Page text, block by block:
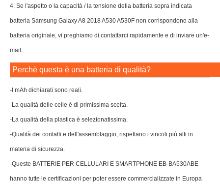
4. Se l'aspetto o la capacità / la tensione della batteria sopra indicata
batteria Samsung Galaxy A8 2018 A530 A530F non corrispondono alla
batteria originale, vi preghiamo di contattarci rapidamente e di inviare un'e-
mail.
Perchè questa è una batteria di qualità?
-I mAh dichiarati sono reali.
-La qualità delle celle è di primissima scelta.
-La qualità della plastica è selezionatissima.
-Qualità dei contatti e dell'assemblaggio, rispettano i vincoli più alti in
materia di sicurezza.
-Queste BATTERIE PER CELLULARI E SMARTPHONE EB-BA530ABE
hanno tutte le certificazioni per poter essere commercializzate in Europa